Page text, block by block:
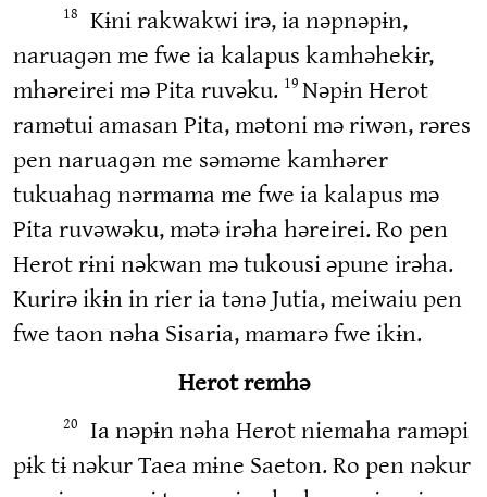
18
Kɨni rakwakwi irə, ia nəpnəpɨn,
naruaɡən me fwe ia kalapus kamhəhekɨr,
mhəreirei mə Pita ruvəku. 19 Nəpɨn Herot
ramətui amasan Pita, mətoni mə riwən, rəres
pen naruaɡən me səməme kamhərer
tukuahaɡ nərmama me fwe ia kalapus mə
Pita ruvəwəku, mətə irəha həreirei. Ro pen
Herot rɨni nəkwan mə tukousi əpune irəha.
Kurirə ikɨn in rier ia tənə Jutia, meiwaiu pen
fwe taon nəha Sisaria, mamarə fwe ikɨn.
Herot remhə
20
Ia nəpɨn nəha Herot niemaha raməpi
pɨk tɨ nəkur Taea mɨne Saeton. Ro pen nəkur